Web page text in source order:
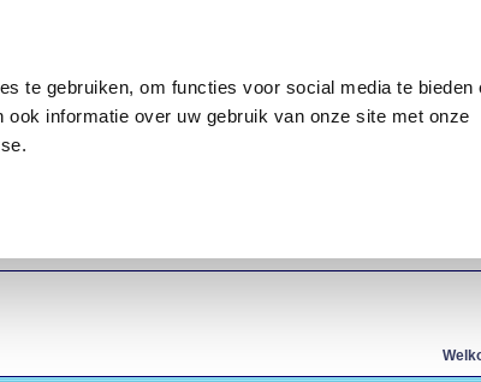
te gebruiken, om functies voor social media te bieden
informatie over uw gebruik van onze site met onze